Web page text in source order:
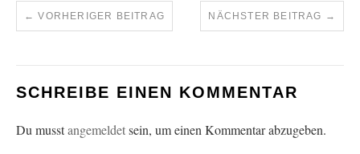
← VORHERIGER BEITRAG NÄCHSTER BEITRAG →
SCHREIBE EINEN KOMMENTAR
Du musstangemeldetsein, um einen Kommentar abzugeben.